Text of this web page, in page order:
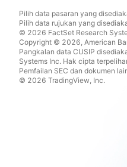
Pilih data pasaran yang
Pilih data rujukan yang
© 2026 FactSet Research
Copyright © 2026, American
Pangkalan data CUSIP
Systems Inc. Hak cipta
Pemfailan SEC dan dokumen
© 2026 TradingView, Inc.